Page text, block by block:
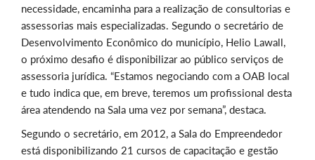
necessidade, encaminha para a realização de consultorias e
assessorias mais especializadas. Segundo o secretário de
Desenvolvimento Econômico do município, Helio Lawall,
o próximo desafio é disponibilizar ao público serviços de
assessoria jurídica. “Estamos negociando com a OAB local
e tudo indica que, em breve, teremos um profissional desta
área atendendo na Sala uma vez por semana”, destaca.
Segundo o secretário, em 2012, a Sala do Empreendedor
está disponibilizando 21 cursos de capacitação e gestão